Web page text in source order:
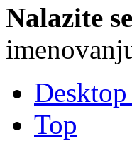
Nalazite
Top